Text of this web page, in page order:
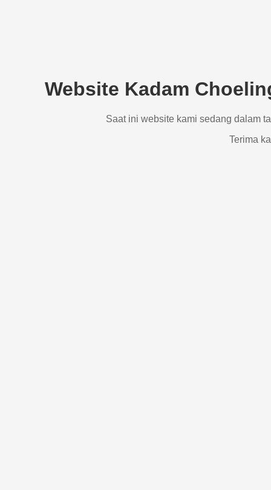
Website Kadam
Saat ini website kami sedang dalam
Terima